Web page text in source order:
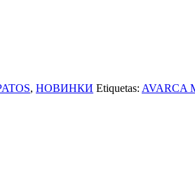
, НОВИНКИ Etiquetas: AVARCA